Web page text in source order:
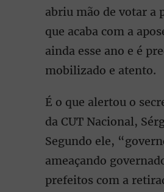
abriu mão de votar a
que acaba com a
ainda esse ano e é
mobilizado e atento.
É o que alertou o
da CUT Nacional,
Segundo ele,
ameaçando
prefeitos com a